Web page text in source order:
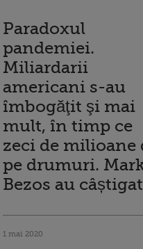
Paradoxul
pandemiei.
Miliardarii
americani s-au
îmbogăţit şi mai
mult, în timp ce
zeci de milioane
pe drumuri.
Bezos au
1 mai 2020